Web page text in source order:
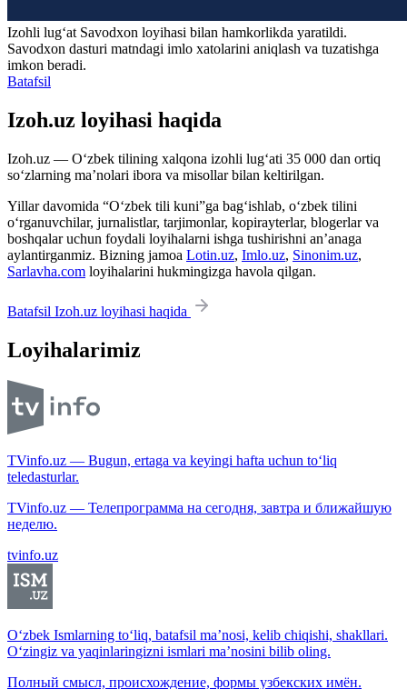
Izohli lugʻat Savodxon loyihasi bilan hamkorlikda yaratildi.
Savodxon dasturi matndagi imlo xatolarini aniqlash va tuzatishga
imkon beradi.
Batafsil
Izoh.uz loyihasi haqida
Izoh.uz — O‘zbek tilining xalqona izohli lug‘ati 35 000 dan ortiq
so‘zlarning ma’nolari ibora va misollar bilan keltirilgan.
Yillar davomida “O‘zbek tili kuni”ga bag‘ishlab, o‘zbek tilini
o‘rganuvchilar, jurnalistlar, tarjimonlar, kopirayterlar, blogerlar va
boshqalar uchun foydali loyihalarni ishga tushirishni an’anaga
aylantirganmiz. Bizning jamoa Lotin.uz, Imlo.uz, Sinonim.uz,
Sarlavha.com loyihalarini hukmingizga havola qilgan.
Batafsil Izoh.uz loyihasi haqida
Loyihalarimiz
TVinfo.uz — Bugun, ertaga va keyingi hafta uchun to‘liq
teledasturlar.
TVinfo.uz — Телепрограмма на сегодня, завтра и ближайшую
неделю.
tvinfo.uz
O‘zbek Ismlarning to‘liq, batafsil ma’nosi, kelib chiqishi, shakllari.
O‘zingiz va yaqinlaringizni ismlari ma’nosini bilib oling.
Полный смысл, происхождение, формы узбекских имён.